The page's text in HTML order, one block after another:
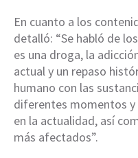
En cuanto a los
detalló: “Se habló de
es una droga, la
actual y un repaso
humano con las
diferentes momentos
en la actualidad, así
más afectados”.